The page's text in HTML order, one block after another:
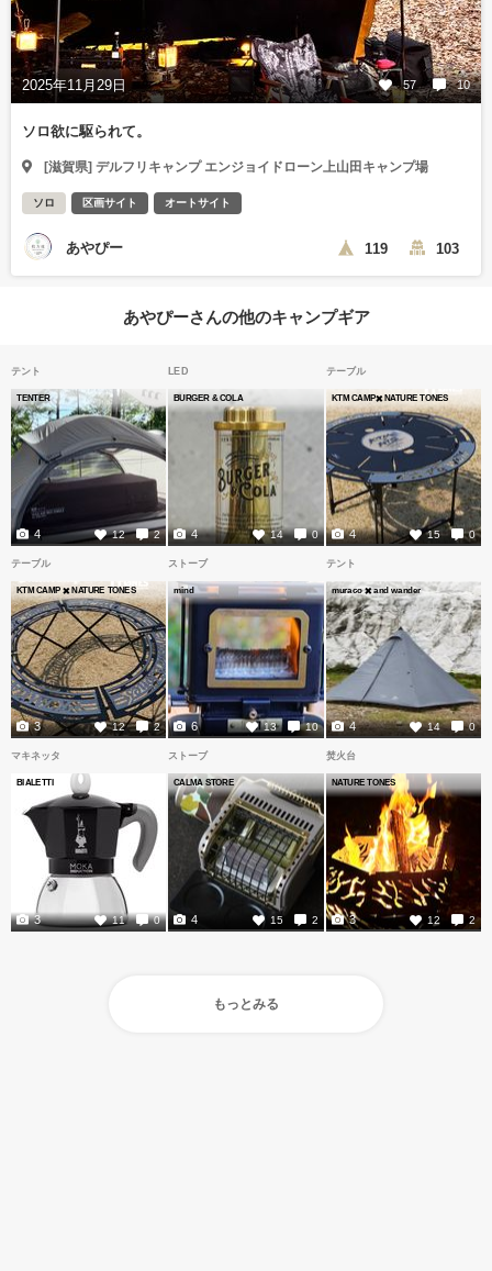
2025年11月29日 57 10
ソロ欲に駆られて。
[滋賀県] デルフリキャンプ エンジョイドローン上山田キャンプ場
ソロ 区画サイト オートサイト
あやぴー 119 103
あやぴーさんの他のキャンプギア
テント
TENTER
12 2
4
LED
BURGER & COLA
14 0
4
テーブル
KTM CAMP✖️ NATURE TONES
15 0
4
テーブル
KTM CAMP ✖️ NATURE TONES
12 2
3
ストーブ
mind
13 10
6
テント
muraco ✖️ and wander
14 0
4
マキネッタ
BIALETTI
11 0
3
ストーブ
CALMA STORE
15 2
4
焚火台
NATURE TONES
12 2
3
もっとみる